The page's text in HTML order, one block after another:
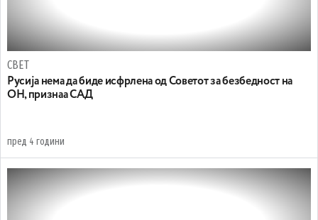
СВЕТ
Русија нема да биде исфрлена од Советот за безбедност на
ОН, признаа САД
пред 4 години